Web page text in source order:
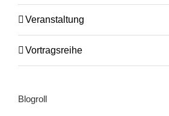
Veranstaltung
Vortragsreihe
Blogroll